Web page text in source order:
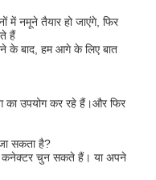
नमूने तैयार हो जाएंगे, फिर
हैं
के बाद, हम आगे के लिए बात
का उपयोग कर रहे हैं।और फिर
सकता है?
कनेक्टर चुन सकते हैं। या अपने